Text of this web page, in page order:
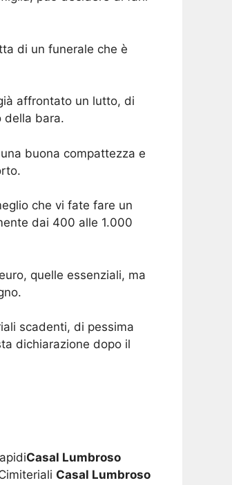
di un funerale che è
affrontato un lutto, di
della bara.
buona compattezza e
che vi fate fare un
dai 400 alle 1.000
quelle essenziali, ma
scadenti, di pessima
dichiarazione dopo il
Casal Lumbroso
Casal Lumbroso